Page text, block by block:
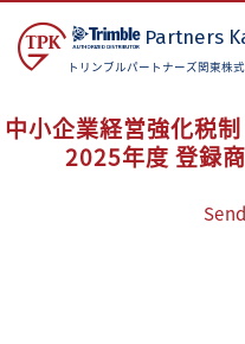
Partners
トリンブルパートナーズ関東株
中小企業経営強化税
2025年度 登録